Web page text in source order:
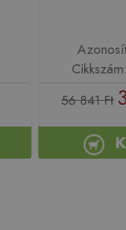
56 841 Ft